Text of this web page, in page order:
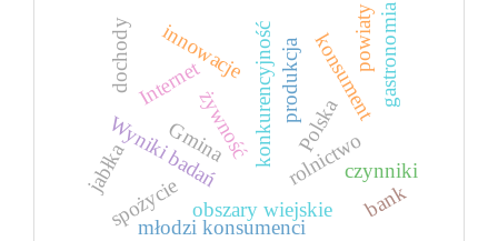
konsument
Wyniki badań konkurencyjność
innowacje
obszary wiejskie
spożycie
rolnictwo
Polska
Gmina
czynniki
Internet
żywność
jabłka
produkcja
dochody
młodzi konsumenci
gastronomia
bank
powiaty